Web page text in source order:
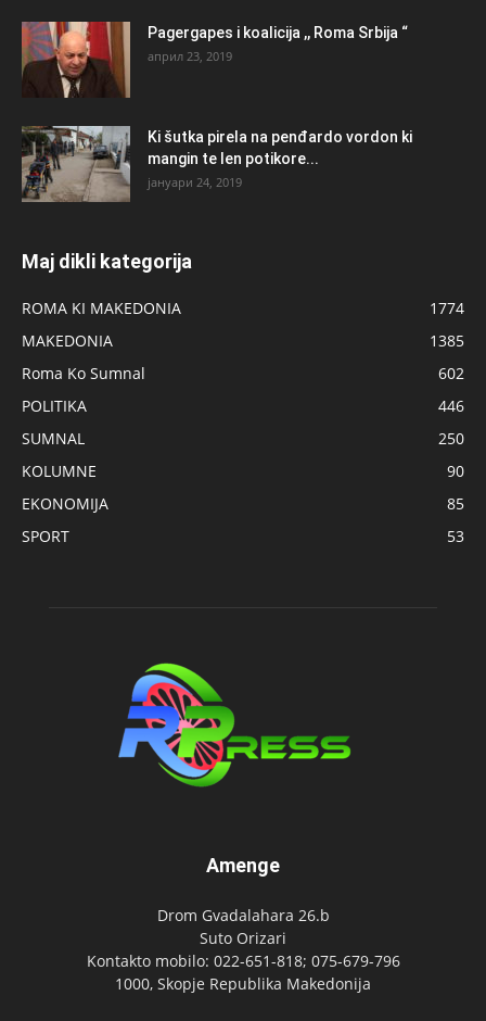
Pagergapes i koalicija ,, Roma Srbija “
април 23, 2019
Ki šutka pirela na penđardo vordon ki
mangin te len potikore...
јануари 24, 2019
Maj dikli kategorija
ROMA KI MAKEDONIA
1774
MAKEDONIA
1385
Roma Ko Sumnal
602
POLITIKA
446
SUMNAL
250
KOLUMNE
90
EKONOMIJA
85
SPORT
53
Amenge
Drom Gvadalahara 26.b
Suto Orizari
Kontakto mobilo: 022-651-818; 075-679-796
1000, Skopje Republika Makedonija